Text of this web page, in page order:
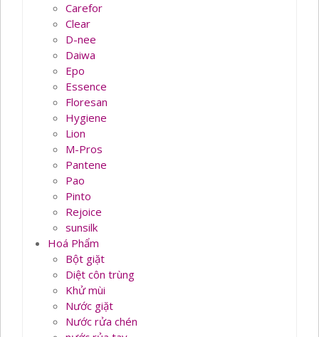
Carefor
Clear
D-nee
Daiwa
Epo
Essence
Floresan
Hygiene
Lion
M-Pros
Pantene
Pao
Pinto
Rejoice
sunsilk
Hoá Phẩm
Bột giặt
Diệt côn trùng
Khử mùi
Nước giặt
Nước rửa chén